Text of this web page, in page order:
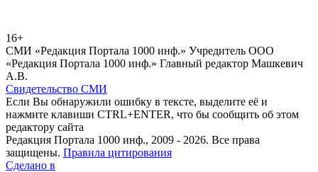
16+
СМИ «Редакция Портала 1000 инф.» Учредитель ООО
«Редакция Портала 1000 инф.» Главный редактор Машкевич
А.В.
Свидетельство СМИ
Если Вы обнаружили ошибку в тексте, выделите её и
нажмите клавиши CTRL+ENTER, что бы сообщить об этом
редактору сайта
Редакция Портала 1000 инф., 2009 - 2026. Все права
защищены. Правила цитирования
Сделано в